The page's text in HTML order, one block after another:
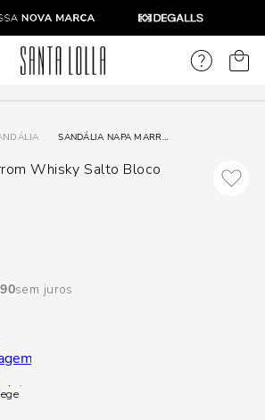
SANDÁLIA NAPA MARROM WHISKY SALTO BLOCO
Whisky Salto Bloco
90sem juros